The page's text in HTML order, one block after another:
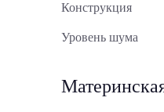
Конструкция
Уровень шума